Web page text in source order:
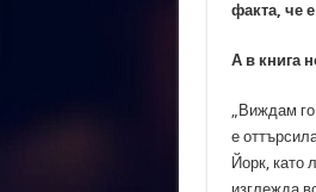
факта, че
А в книга
„Виждам
е
Йорк, като